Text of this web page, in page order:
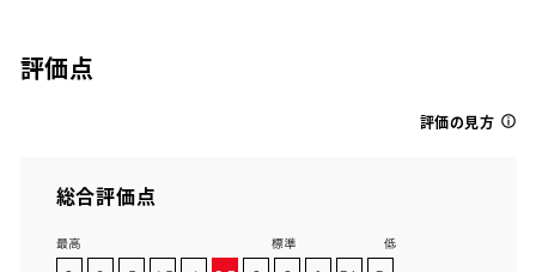
評価点
評価の見方
総合評価点